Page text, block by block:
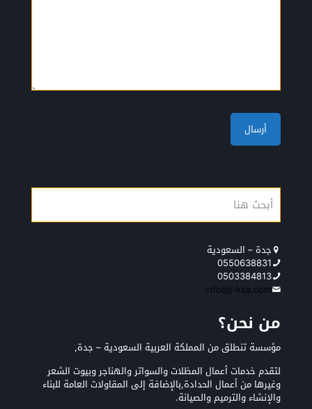
جدة – السعودية
0550638831
0503384813
info@j-ksa.com
من نحن؟
مؤسسة تنطلق من المملكة العربية السعودية – جدة,
لتقدم خدمات أعمال المظلات والسواتر والهناجر وبيوت الشعر
وغيرها من أعمال الحدادة,بالإضافة إلى المقاولات العامة للبناء
والإنشاء والترميم والصيانة.